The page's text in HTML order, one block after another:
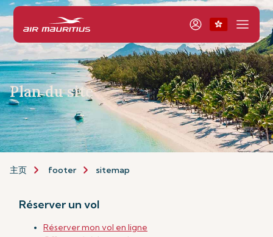
Plan du site
主页 footer sitemap
Réserver un vol
Réserver mon vol en ligne